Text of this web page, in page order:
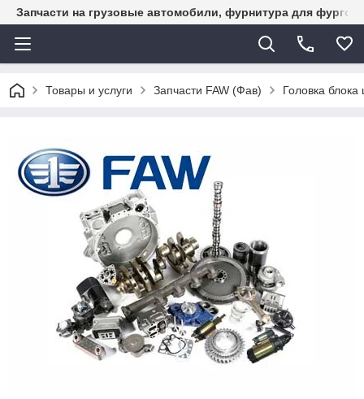
Запчасти на грузовые автомобили, фурнитура для
Товары и услуги Запчасти FAW (Фав) Головка